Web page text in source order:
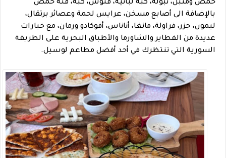
حمص ومتبل، تبولة، كبة لبانية، فتوش، كبة، فتة حمص
بالإضافة الى أصابع مسخن، عرايس لحمة وعصائر برتقال،
ليمون، جزر، فراولة، مانغا، أناناس، أفوكادو ورمان، مع خيارات
عديدة من الفطاير والشاورما والأطباق البحرية على الطريقة
السورية التي تنتظرك في أحد أفضل مطاعم لوسيل.